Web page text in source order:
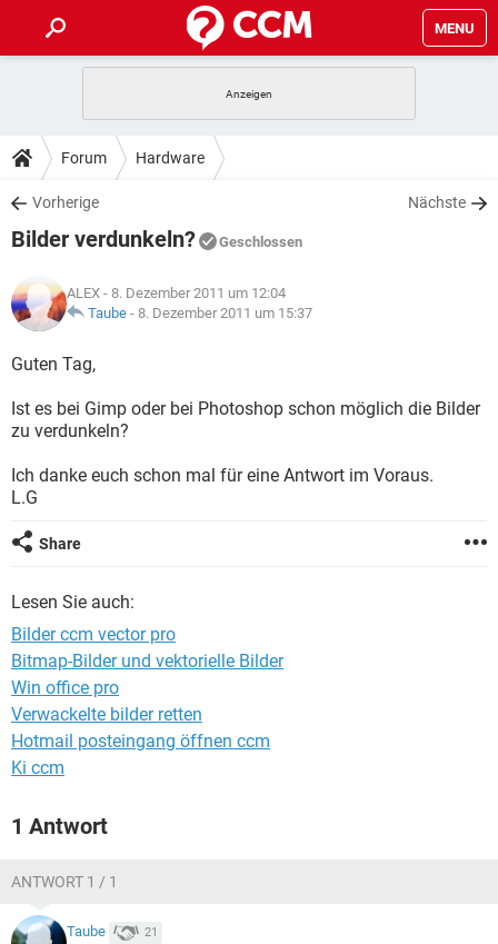
MENU
ANDROID
WINDOWS 10
WHATSAPP TIKTOK
TIPPS & TRICKS
SPIELE
WHATSAPP TIKTOK
FACEBOOK
DOWNLOADS
SPIELE STREAMING
WINDOWS 10 INSTAGRAM
WHATSAPP
SPIELE STREAMING
ANDROID
WINDOWS 10
WHATSAPP TIKTOK
LEXIKON
SPIELE
WINDOWS 10
WHATSAPP TIKTOK
FACEBOOK
Forum Hardware
Vorherige Nächste
Bilder verdunkeln? Geschlossen
ALEX - 8. Dezember 2011 um 12:04
Taube - 8. Dezember 2011 um 15:37
Guten Tag,
Ist es bei Gimp oder bei Photoshop schon möglich die Bilder
zu verdunkeln?
Ich danke euch schon mal für eine Antwort im Voraus.
L.G
Share
Lesen Sie auch:
Bilder ccm vector pro
Bitmap-Bilder und vektorielle Bilder
Win office pro
Verwackelte bilder retten
Hotmail posteingang öffnen ccm
Ki ccm
1 Antwort
ANTWORT 1 / 1
Taube 21